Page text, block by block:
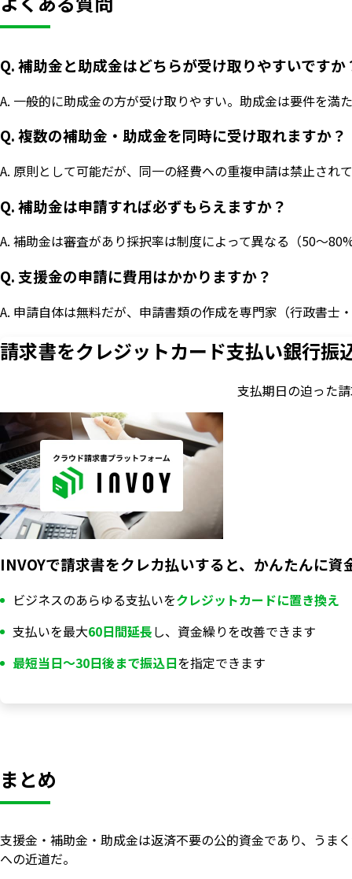
Q. 補助金と助成金はどちらが受け取りやすいですか
A. 一般的に助成金の方が受け取りやすい。助成金は要件を
Q. 複数の補助金・助成金を同時に受け取れますか？
A. 原則として可能だが、同一の経費への重複申請は禁止さ
Q. 補助金は申請すれば必ずもらえますか？
A. 補助金は審査があり採択率は制度によって異なる（50〜
Q. 支援金の申請に費用はかかりますか？
A. 申請自体は無料だが、申請書類の作成を専門家（行政書
請求書をクレジットカード支払い銀行振
支払期日の迫った
INVOYで請求書をクレカ払いすると、かんたんに資
ビジネスのあらゆる支払いをクレジットカードに置き換え
支払いを最大60日間延長し、資金繰りを改善できます
最短当日〜30日後まで振込日を指定できます
まとめ
支援金・補助金・助成金は返済不要の公的資金であり、うま
への近道だ。